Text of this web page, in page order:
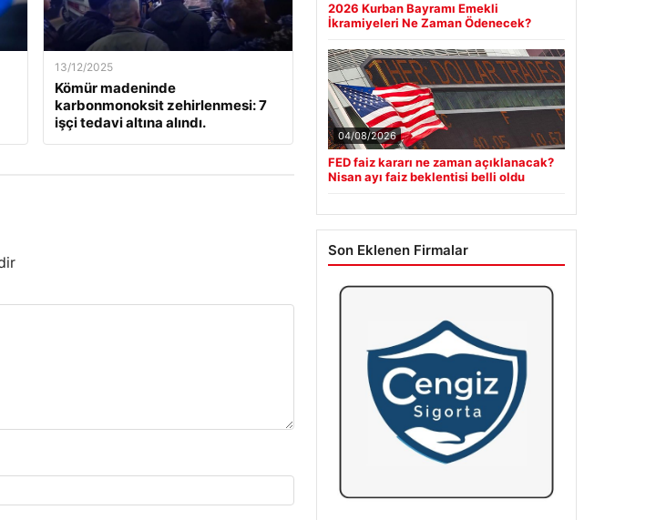
13/12/2025
Kömür madeninde
karbonmonoksit zehirlenmesi: 7
işçi tedavi altına alındı.
2026 Kurban Bayramı Emekli
İkramiyeleri Ne Zaman Ödenecek?
04/08/2026
FED faiz kararı ne zaman açıklanacak?
Nisan ayı faiz beklentisi belli oldu
Son Eklenen Firmalar